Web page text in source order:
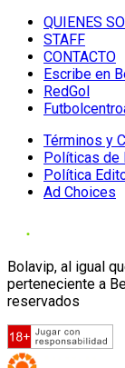
QUIENES
STAFF
CONTACTO
Escribe en
RedGol
Términos y
Políticas de
Política
Ad Choices
Bolavip, al igual
perteneciente a
reservados